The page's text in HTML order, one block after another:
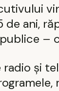
de ani,
–
radio și